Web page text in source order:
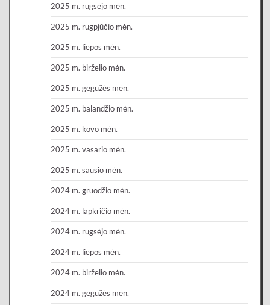
2025 m. rugsėjo mėn.
2025 m. rugpjūčio mėn.
2025 m. liepos mėn.
2025 m. birželio mėn.
2025 m. gegužės mėn.
2025 m. balandžio mėn.
2025 m. kovo mėn.
2025 m. vasario mėn.
2025 m. sausio mėn.
2024 m. gruodžio mėn.
2024 m. lapkričio mėn.
2024 m. rugsėjo mėn.
2024 m. liepos mėn.
2024 m. birželio mėn.
2024 m. gegužės mėn.